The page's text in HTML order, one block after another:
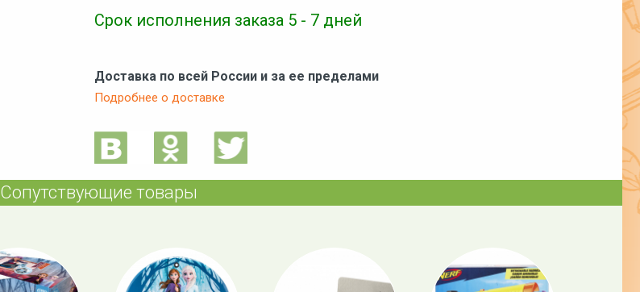
Срок исполнения заказа 5 - 7 дней
Доставка по всей России и за ее пределами
Подробнее о доставке
Сопутствующие товары